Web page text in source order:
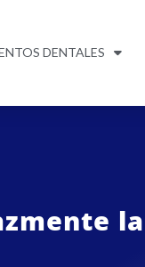
DENTALES